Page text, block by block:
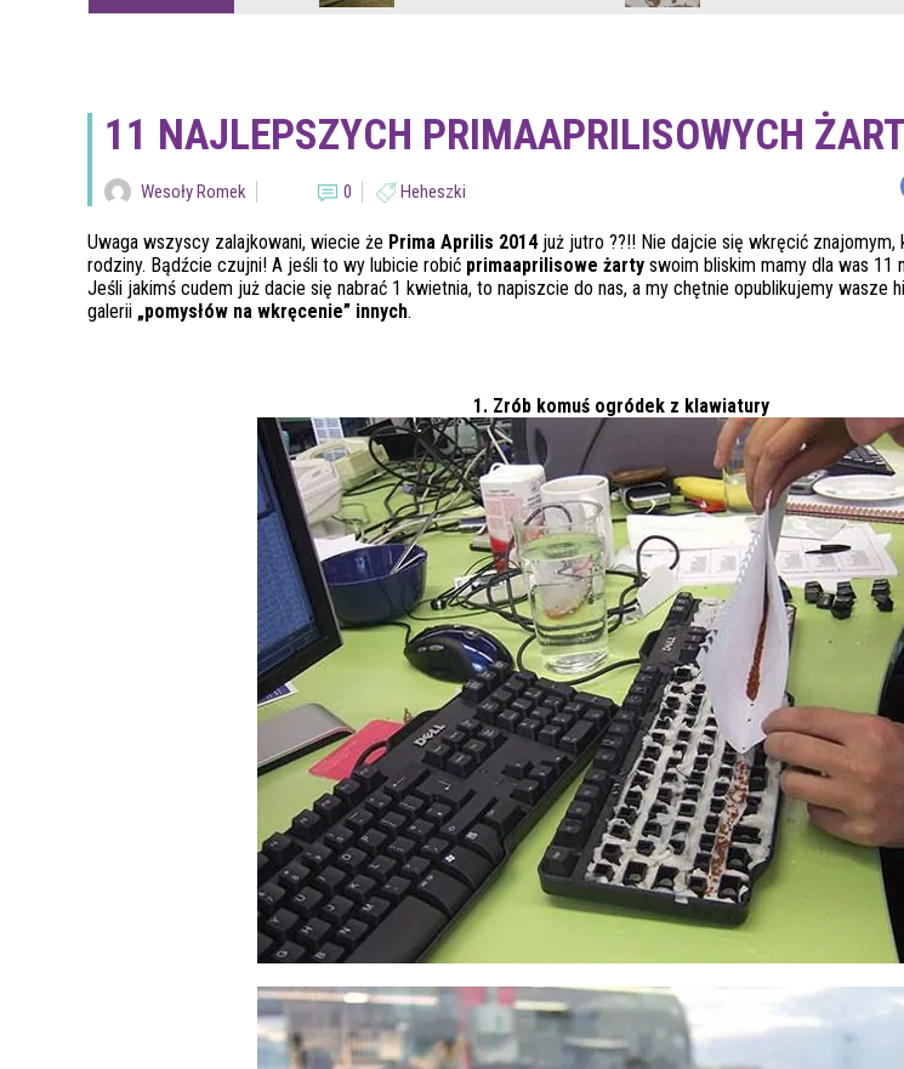
11 NAJLEPSZYCH PRIMAAPRILISOWYCH
Wesoły Romek 0 Heheszki
Uwaga wszyscy zalajkowani, wiecie że Prima Aprilis 2014już jutro ??!! Nie dajcie się wkręcić znajomym,
rodziny. Bądźcie czujni! A jeśli to wy lubicie robić primaaprilisowe żarty swoim bliskim mamy dla was 11
Jeśli jakimś cudem już dacie się nabrać 1 kwietnia, to napiszcie do nas, a my chętnie opublikujemy wasze
galerii „pomysłów na wkręcenie” innych.
1. Zrób komuś ogródek z klawiatury